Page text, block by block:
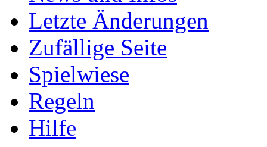
Letzte Änderungen
Zufällige Seite
Spielwiese
Regeln
Hilfe